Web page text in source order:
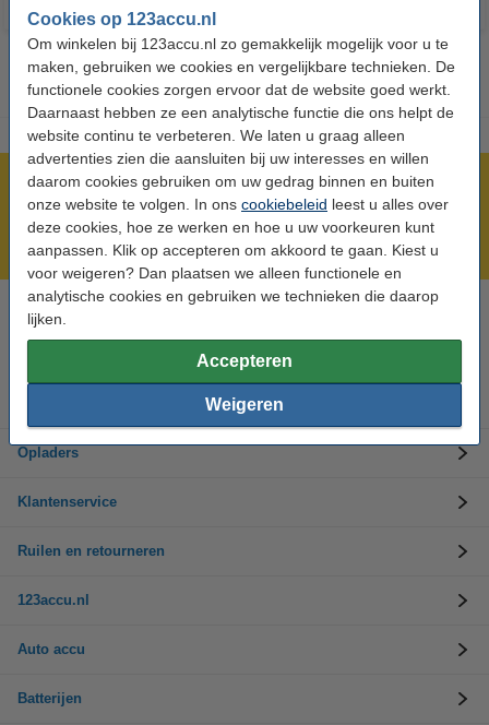
Cookies op 123accu.nl
Om winkelen bij 123accu.nl zo gemakkelijk mogelijk voor u te
maken, gebruiken we cookies en vergelijkbare technieken. De
functionele cookies zorgen ervoor dat de website goed werkt.
Daarnaast hebben ze een analytische functie die ons helpt de
website continu te verbeteren. We laten u graag alleen
advertenties zien die aansluiten bij uw interesses en willen
daarom cookies gebruiken om uw gedrag binnen en buiten
onze website te volgen. In ons cookiebeleid leest u alles over
deze cookies, hoe ze werken en hoe u uw voorkeuren kunt
aanpassen. Klik op accepteren om akkoord te gaan. Kiest u
voor weigeren? Dan plaatsen we alleen functionele en
analytische cookies en gebruiken we technieken die daarop
lijken.
Accepteren
Weigeren
Meer dan 5 miljoen klanten!
Voor 23.59 uur besteld, morgen in huis!
Laagsteprijsgarantie!
Op werkdagen van 9.00 tot 17.30 uur
Opladers
Klantenservice
Ruilen en retourneren
123accu.nl
Auto accu
Batterijen